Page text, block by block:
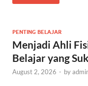
PENTING BELAJAR
Menjadi Ahli
Belajar yang
August 2, 2026 - by